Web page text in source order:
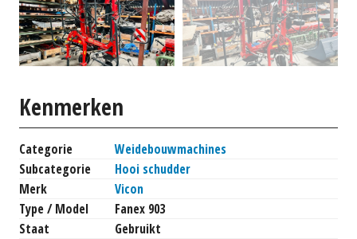
Kenmerken
Categorie
Weidebouwmachines
Subcategorie
Hooi schudder
Merk
Vicon
Type / Model
Fanex 903
Staat
Gebruikt